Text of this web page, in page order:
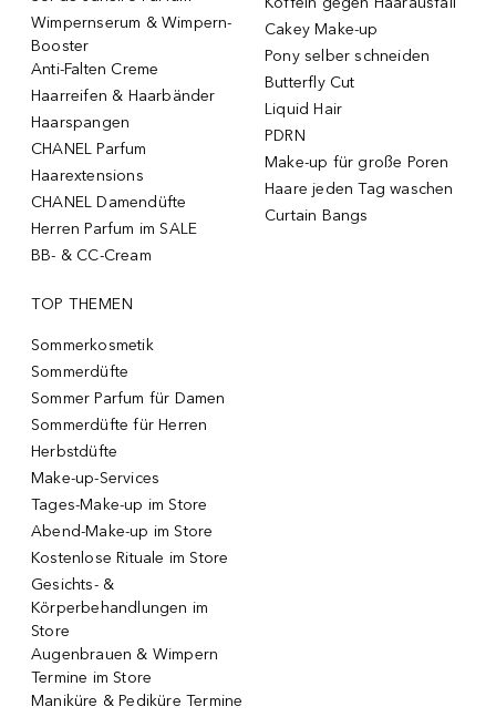
Wimpernserum & Wimpern-
Booster
Anti-Falten Creme
Haarreifen & Haarbänder
Haarspangen
CHANEL Parfum
Haarextensions
CHANEL Damendüfte
Herren Parfum im SALE
BB- & CC-Cream
Cakey Make-up
Pony selber schneiden
Butterfly Cut
Liquid Hair
PDRN
Make-up für große Poren
Haare jeden Tag waschen
Curtain Bangs
TOP THEMEN
Sommerkosmetik
Sommerdüfte
Sommer Parfum für Damen
Sommerdüfte für Herren
Herbstdüfte
Make-up-Services
Tages-Make-up im Store
Abend-Make-up im Store
Kostenlose Rituale im Store
Gesichts- &
Körperbehandlungen im
Store
Augenbrauen & Wimpern
Termine im Store
Maniküre & Pediküre Termine